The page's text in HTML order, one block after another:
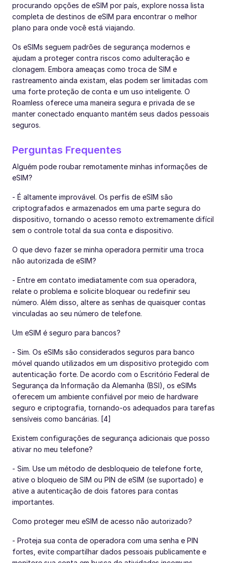
procurando opções de eSIM por país, explore nossa lista
completa de destinos de eSIM para encontrar o melhor
plano para onde você está viajando.
Os eSIMs seguem padrões de segurança modernos e
ajudam a proteger contra riscos como adulteração e
clonagem. Embora ameaças como troca de SIM e
rastreamento ainda existam, elas podem ser limitadas com
uma forte proteção de conta e um uso inteligente. O
Roamless oferece uma maneira segura e privada de se
manter conectado enquanto mantém seus dados pessoais
seguros.
Perguntas Frequentes
Alguém pode roubar remotamente minhas informações de
eSIM?
- É altamente improvável. Os perfis de eSIM são
criptografados e armazenados em uma parte segura do
dispositivo, tornando o acesso remoto extremamente difícil
sem o controle total da sua conta e dispositivo.
O que devo fazer se minha operadora permitir uma troca
não autorizada de eSIM?
- Entre em contato imediatamente com sua operadora,
relate o problema e solicite bloquear ou redefinir seu
número. Além disso, altere as senhas de quaisquer contas
vinculadas ao seu número de telefone.
Um eSIM é seguro para bancos?
- Sim. Os eSIMs são considerados seguros para banco
móvel quando utilizados em um dispositivo protegido com
autenticação forte. De acordo com o Escritório Federal de
Segurança da Informação da Alemanha (BSI), os eSIMs
oferecem um ambiente confiável por meio de hardware
seguro e criptografia, tornando-os adequados para tarefas
sensíveis como bancárias. [4]
Existem configurações de segurança adicionais que posso
ativar no meu telefone?
- Sim. Use um método de desbloqueio de telefone forte,
ative o bloqueio de SIM ou PIN de eSIM (se suportado) e
ative a autenticação de dois fatores para contas
importantes.
Como proteger meu eSIM de acesso não autorizado?
- Proteja sua conta de operadora com uma senha e PIN
fortes, evite compartilhar dados pessoais publicamente e